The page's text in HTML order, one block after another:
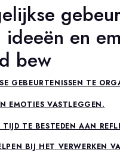
en
bew
GEBEURTENISSEN TE
EMOTIES VASTLEGGEN.
TE BESTEDEN AAN
BIJ HET VERWERKEN